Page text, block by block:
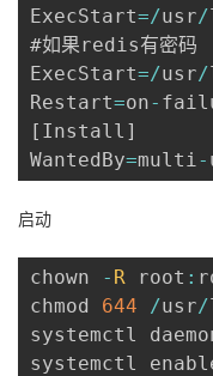
ExecStart=/usr/
#如果redis有密码
ExecStart=/usr/
Restart=on-
[ Install ]
WantedBy=multi-
启动
chown - R root :
chmod 644 /usr/
systemctl
systemctl